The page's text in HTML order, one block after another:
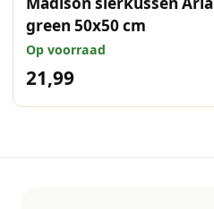
green 50x50 cm
Op voorraad
21,99